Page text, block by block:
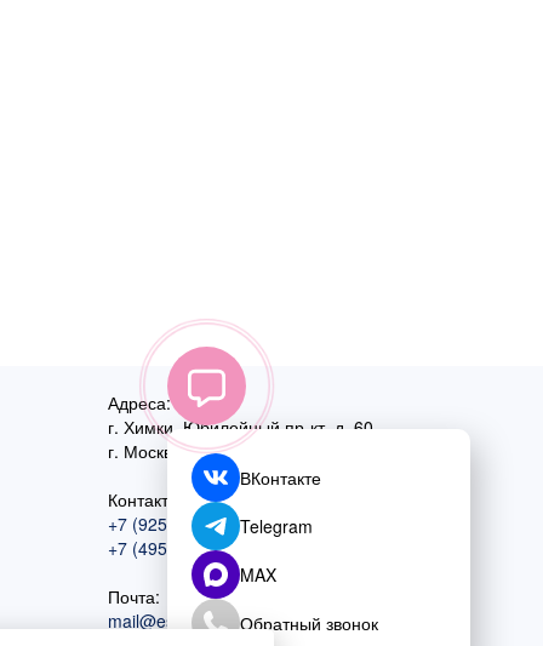
Адреса:
г. Химки, Юбилейный пр-кт, д. 60
г. Москва,ул. Перовская, д. 59
Контактный номер:
+7 (925) 585-74-27
+7 (495) 970-44-75
Почта:
mail@esta-fiesta.ru
ВКонтакте
Telegram
MAX
Обратный звонок